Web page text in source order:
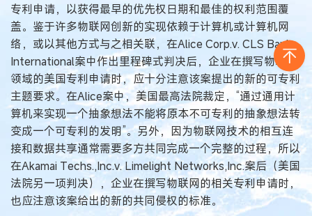
专利申请，以获得最早的优先权日期和最佳的权利范围覆
盖。鉴于许多物联网创新的实现依赖于计算机或计算机网
络，或以其他方式与之相关联，在Alice Corp.v. CLS Bank
International案中作出里程碑式判决后，企业在撰写物联网
领域的美国专利申请时，应十分注意该案提出的新的可专利
主题要求。在Alice案中，美国最高法院裁定，“通过通用计
算机来实现一个抽象想法不能将原本不可专利的抽象想法转
变成一个可专利的发明”。另外，因为物联网技术的相互连
接和数据共享通常需要多方共同完成一个完整的过程，所以
在Akamai Techs.,Inc.v. Limelight Networks,Inc.案后（美国
法院另一项判决），企业在撰写物联网的相关专利申请时，
也应注意该案给出的新的共同侵权的标准。